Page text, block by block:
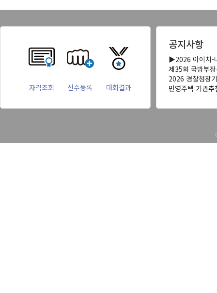
자격조회 선수등록 대회결과
공지사항
▶2026 아이치-
제35회 국방부
2026 경찰청장
민영주택 기관